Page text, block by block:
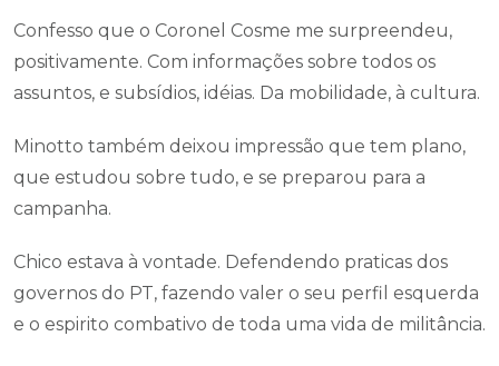
Confesso que o Coronel Cosme me surpreendeu,
positivamente. Com informações sobre todos os
assuntos, e subsídios, idéias. Da mobilidade, à cultura.
Minotto também deixou impressão que tem plano,
que estudou sobre tudo, e se preparou para a
campanha.
Chico estava à vontade. Defendendo praticas dos
governos do PT, fazendo valer o seu perfil esquerda
e o espirito combativo de toda uma vida de militância.